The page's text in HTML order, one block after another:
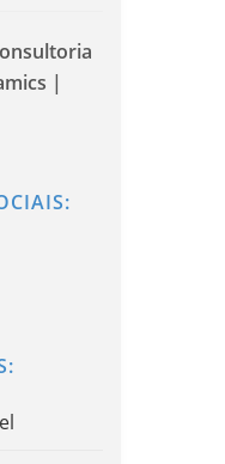
|